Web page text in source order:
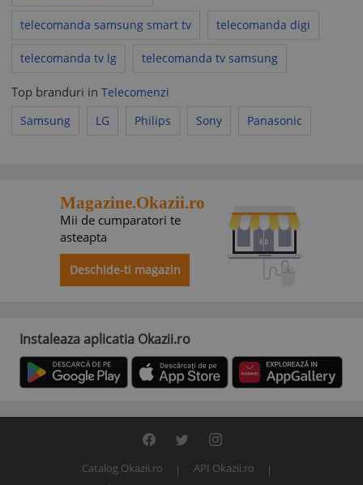
telecomanda samsung smart tv telecomanda digi
telecomanda tv lg telecomanda tv samsung
Top branduri in Telecomenzi
Samsung
LG Philips Sony Panasonic
Magazine.Okazii.ro
Mii de cumparatori te
asteapta
Deschide-ti magazin
Instaleaza aplicatia Okazii.ro
Catalog Okazii.ro
API Okazii.ro